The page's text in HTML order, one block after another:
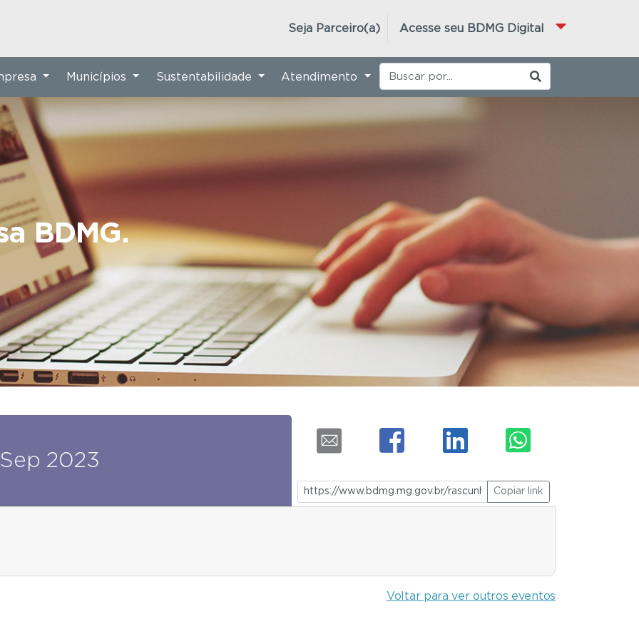
Acesse seu BDMG Digital
Seja Parceiro(a)
BDMG.
Municípios Sustentabilidade Atendimento
2023
Copiar link
Voltar para ver outros eventos